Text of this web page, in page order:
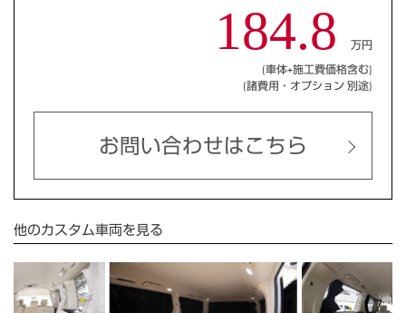
184.8万円
(車体+施工費価格含む)
(諸費用・オプション 別途)
お問い合わせはこちら
他のカスタム車両を見る